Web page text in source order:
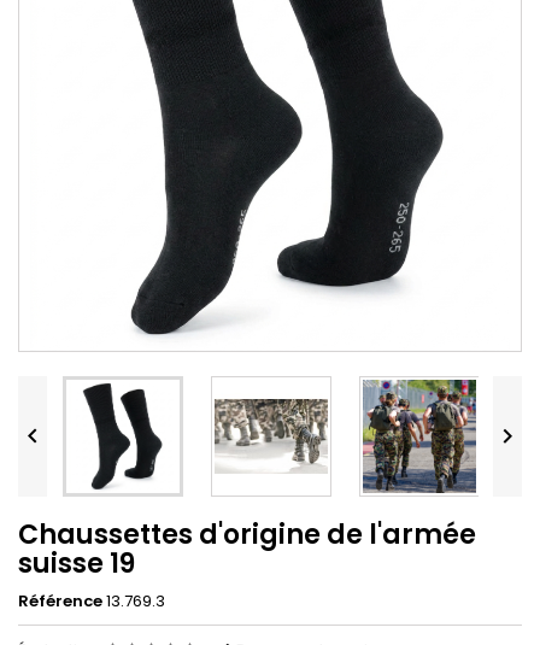
 
Chaussettes d'origine de l'armée
suisse 19
Référence13.769.3